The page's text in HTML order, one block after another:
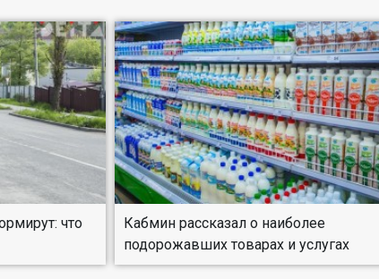
что
Кабмин рассказал о наиболее
подорожавших товарах и услугах